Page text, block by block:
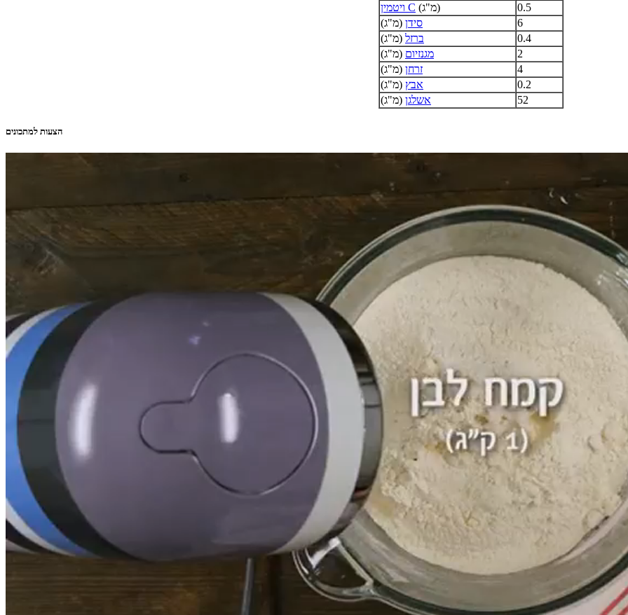
ויטמין C
(מ"ג)
0.5
סידן (מ"ג)
6
ברזל (מ"ג)
0.4
מגנזיום (מ"ג)
2
זרחן (מ"ג)
4
אבץ (מ"ג)
0.2
אשלגן (מ"ג) 52
הצעות למתכונים